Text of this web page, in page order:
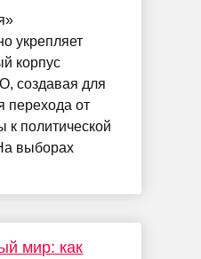
укрепляет
корпус
создавая для
перехода от
к политической
выборах
мир: как